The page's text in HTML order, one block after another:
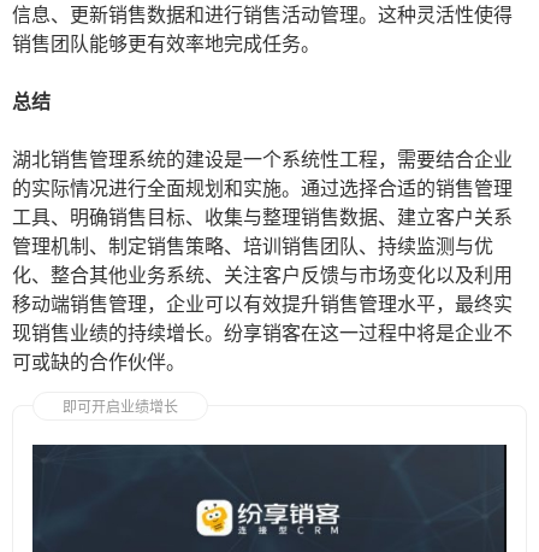
信息、更新销售数据和进行销售活动管理。这种灵活性使得
销售团队能够更有效率地完成任务。
总结
湖北销售管理系统的建设是一个系统性工程，需要结合企业
的实际情况进行全面规划和实施。通过选择合适的销售管理
工具、明确销售目标、收集与整理销售数据、建立客户关系
管理机制、制定销售策略、培训销售团队、持续监测与优
化、整合其他业务系统、关注客户反馈与市场变化以及利用
移动端销售管理，企业可以有效提升销售管理水平，最终实
现销售业绩的持续增长。纷享销客在这一过程中将是企业不
可或缺的合作伙伴。
即可开启业绩增长